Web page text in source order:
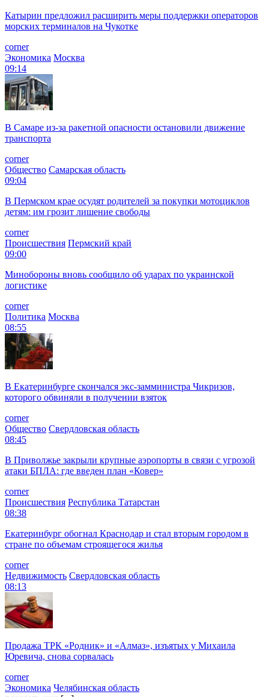
Катырин предложил расширить меры поддержки операторов
морских терминалов на Чукотке
corner
Экономика Москва
09:14
В Самаре из-за ракетной опасности остановили движение
транспорта
corner
Общество Самарская область
09:04
В Пермском крае осудят родителей за покупки мотоциклов
детям: им грозит лишение свободы
corner
Происшествия Пермский край
09:00
Минобороны вновь сообщило об ударах по украинской
логистике
corner
Политика Москва
08:55
В Екатеринбурге скончался экс-замминистра Чикризов,
которого обвиняли в получении взяток
corner
Общество Свердловская область
08:45
В Приволжье закрыли крупные аэропорты в связи с угрозой
атаки БПЛА: где введен план «Ковер»
corner
Происшествия Республика Татарстан
08:38
Екатеринбург обогнал Краснодар и стал вторым городом в
стране по объемам строящегося жилья
corner
Недвижимость Свердловская область
08:13
Продажа ТРК «Родник» и «Алмаз», изъятых у Михаила
Юревича, снова сорвалась
corner
Экономика Челябинская область